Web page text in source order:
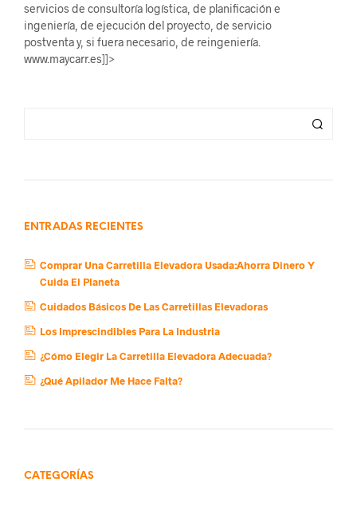
servicios de consultoría logística, de planificación e
ingeniería, de ejecución del proyecto, de servicio
postventa y, si fuera necesario, de reingeniería.
www.maycarr.es]]>
ENTRADAS RECIENTES
Comprar Una Carretilla Elevadora Usada:Ahorra Dinero Y
Cuida El Planeta
Cuidados Básicos De Las Carretillas Elevadoras
Los Imprescindibles Para La Industria
¿Cómo Elegir La Carretilla Elevadora Adecuada?
¿Qué Apilador Me Hace Falta?
CATEGORÍAS